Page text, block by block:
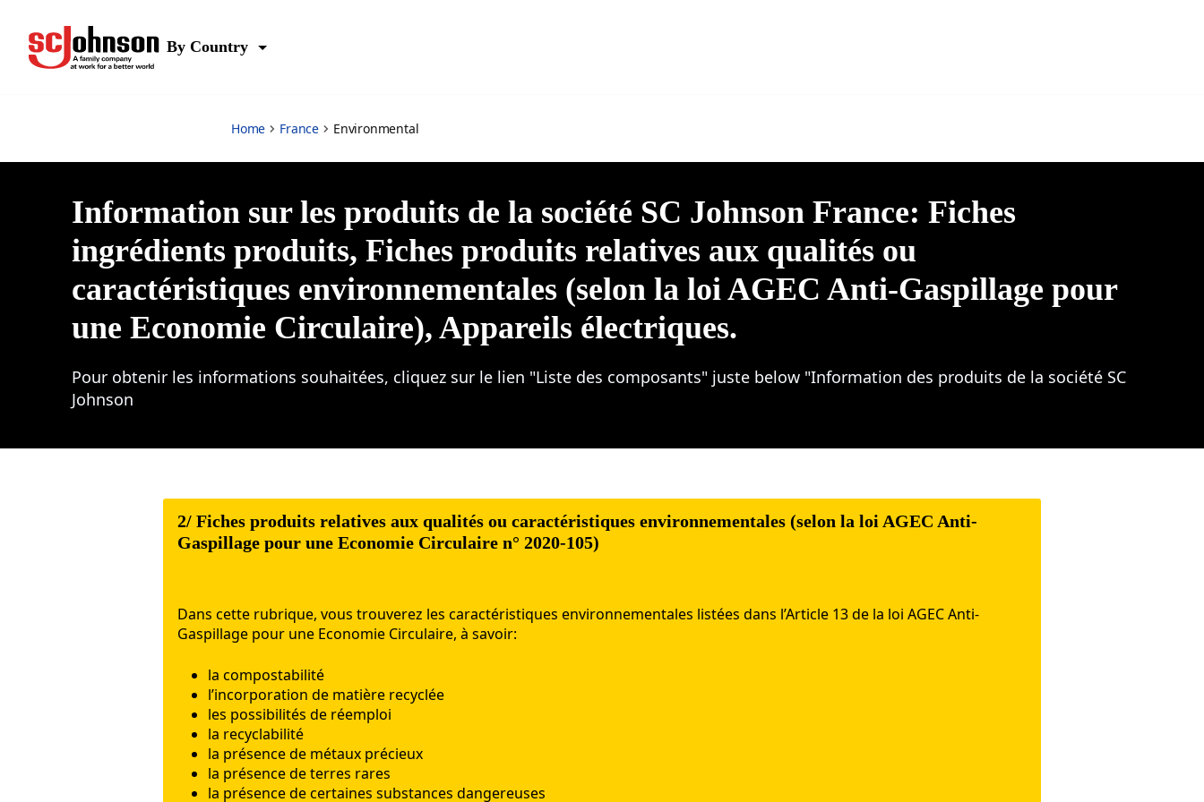
By Country
Home France Environmental
Information sur les produits de la société SC Johnson France: Fiches
ingrédients produits, Fiches produits relatives aux qualités ou
caractéristiques environnementales (selon la loi AGEC Anti-Gaspillage pour
une Economie Circulaire), Appareils électriques.
Pour obtenir les informations souhaitées, cliquez sur le lien "Liste des composants" juste below "Information des produits de la société SC
Johnson
2/ Fiches produits relatives aux qualités ou caractéristiques environnementales (selon la loi AGEC Anti-
Gaspillage pour une Economie Circulaire n° 2020-105)
Dans cette rubrique, vous trouverez les caractéristiques environnementales listées dans l’Article 13 de la loi AGEC Anti-
Gaspillage pour une Economie Circulaire, à savoir:
la compostabilité
l’incorporation de matière recyclée
les possibilités de réemploi
la recyclabilité
la présence de métaux précieux
la présence de terres rares
la présence de certaines substances dangereuses